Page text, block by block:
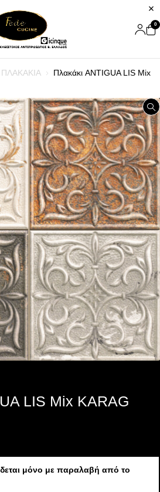
0
ΠΛΑΚΑΚΙΑ
Πλακάκι ANTIGUA LIS Mix
LIS Mix KARAG
μόνο με παραλαβή από το